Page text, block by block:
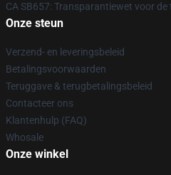
CA SB657: Transparantiewet voor
Onze steun
Verzend- en leveringsbeleid
Betalingsvoorwaarden
Teruggave & terugbetalingsbeleid
Contacteer ons
Klantenhulp (FAQ)
Whosale
Onze winkel